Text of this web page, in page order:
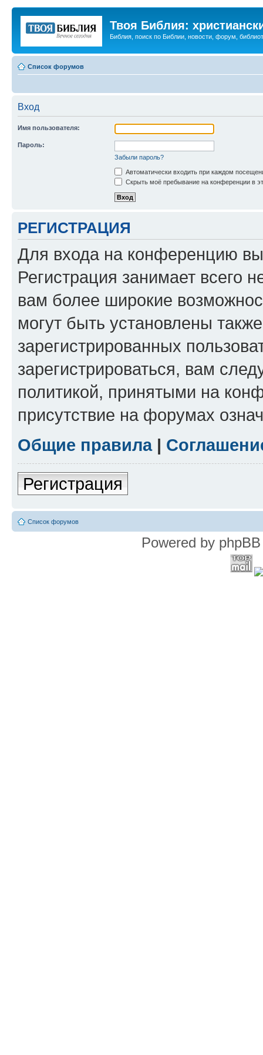
Твоя Библия:
Библия, поиск по Библии, новости, форум,
Список форумов
Вход
Имя пользователя:
Пароль:
Забыли пароль?
Автоматически входить при каждом
Скрыть моё пребывание на конференции в
РЕГИСТРАЦИЯ
Для входа на конференцию
Регистрация занимает всего
вам более широкие
могут быть установлены
зарегистрированных
зарегистрироваться, вам
политикой, принятыми на
присутствие на форумах
Общие правила|
Регистрация
Список форумов
Powered by